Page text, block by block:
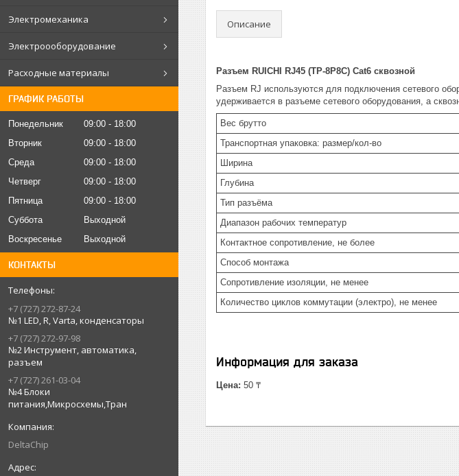
Электромеханика
Электроооборудование
Расходные материалы
ГРАФИК РАБОТЫ
Понедельник 09:00
18:00
Вторник
09:00
18:00
Среда
09:00
18:00
Четверг
09:00
18:00
Пятница
09:00
18:00
Суббота
Выходной
Воскресенье
Выходной
КОНТАКТЫ
+7 (727) 272-87-24
№1 LED, R, Varta, конденсаторы
+7 (727) 272-97-98
№2 Инструмент, автоматика,
разъем
+7 (727) 261-03-04
№4 Блоки
питания,Микросхемы,Тран
DeltaChip
Описание
Разъем RUICHI RJ45 (TP-8P8C) Cat6 сквозной
Разъем RJ используются для подключения сетевого
удерживается в разъеме сетевого оборудования, а
Вес брутто
Транспортная упаковка: размер/кол-во
Ширина
Глубина
Тип разъёма
Диапазон рабочих температур
Контактное сопротивление, не более
Способ монтажа
Сопротивление изоляции, не менее
Количество циклов коммутации (электро), не менее
Информация для заказа
Цена: 50 ₸